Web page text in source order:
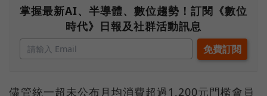
掌握最新AI、半導體、數位趨勢！訂閱《數位
時代》日報及社群活動訊息
儘管統一超未公布月均消費超過1,200元門檻會員